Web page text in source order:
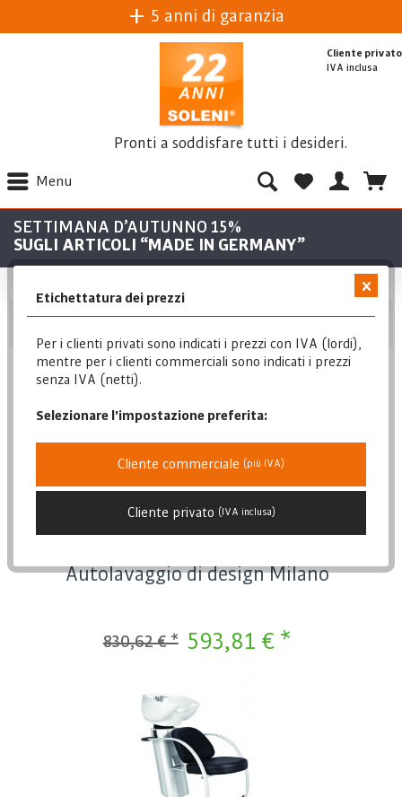
5 anni di garanzia
Pronti a soddisfare tutti i desideri.
Menu
Cliente privato
IVA inclusa
SETTIMANA D’AUTUNNO 15%
SUGLI ARTICOLI “MADE IN GERMANY”
Posizione
Posizione
Data di pubblicazione
Prezzo più basso
Prezzo più alto
Descrizione dell'articolo
-29%
Autolavaggio di design Milano
593,81 € *
830,62 € *
Etichettatura dei prezzi
Per i clienti privati sono indicati i prezzi con IVA (lordi),
mentre per i clienti commerciali sono indicati i prezzi
senza IVA (netti).
Selezionare l'impostazione preferita:
Cliente commerciale (più IVA)
Cliente privato (IVA inclusa)